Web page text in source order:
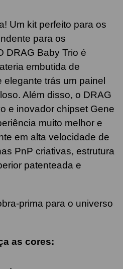
Um kit perfeito para os
para os
DRAG Baby Trio é
embutida de
trás um painel
Além disso, o DRAG
e inovador chipset Gene
muito melhor e
em alta velocidade de
PnP criativas, estrutura
patenteada e
prima para o universo
as cores:
.